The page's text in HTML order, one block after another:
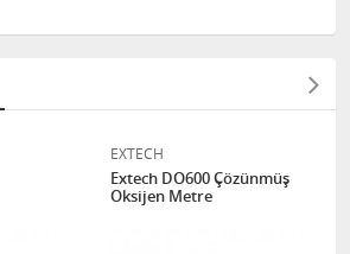
EXTECH
Extech DO600 Çözünmüş
Oksijen Metre